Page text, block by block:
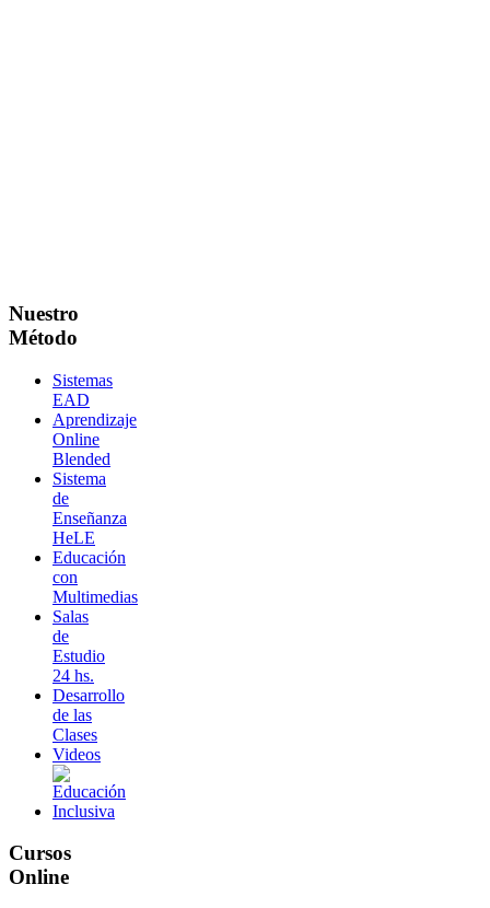
Nuestro
Método
Sistemas
EAD
Aprendizaje
Online
Blended
Sistema
de
Enseñanza
HeLE
Educación
con
Multimedias
Salas
de
Estudio
24 hs.
Desarrollo
de las
Clases
Videos
Cursos
Online